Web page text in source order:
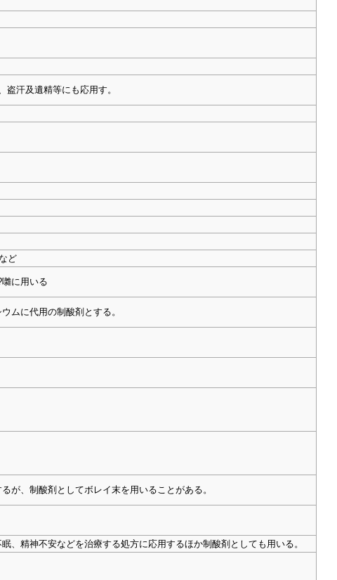
汗及遺精等にも応用す。
ど
に用いる
ムに代用の制酸剤とする。
が、制酸剤としてボレイ末を用いることがある。
、精神不安などを治療する処方に応用するほか制酸剤としても用いる。